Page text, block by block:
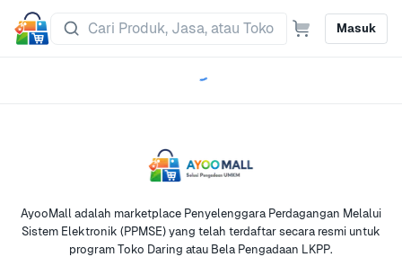
Masuk
AyooMall adalah marketplace Penyelenggara Perdagangan Melalui
Sistem Elektronik (PPMSE) yang telah terdaftar secara resmi untuk
program Toko Daring atau Bela Pengadaan LKPP.